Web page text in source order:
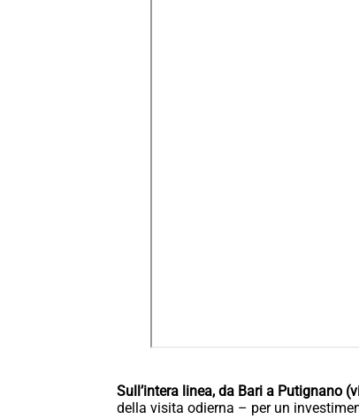
Sull’intera linea, da Bari a Putignano
della visita odierna – per un